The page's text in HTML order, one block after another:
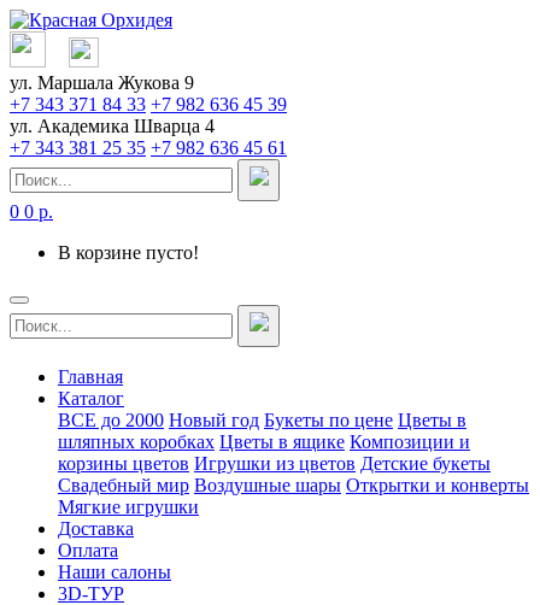
ул. Маршала Жукова 9
+7 343 371 84 33 +7 982 636 45 39
ул. Академика Шварца 4
+7 343 381 25 35 +7 982 636 45 61
0 0 р.
В корзине пусто!
Главная
Каталог
ВСЕ до 2000 Новый год Букеты по цене Цветы в
шляпных коробках Цветы в ящике Композиции и
корзины цветов Игрушки из цветов Детские букеты
Свадебный мир Воздушные шары Открытки и конверты
Мягкие игрушки
Доставка
Оплата
Наши салоны
3D-ТУР